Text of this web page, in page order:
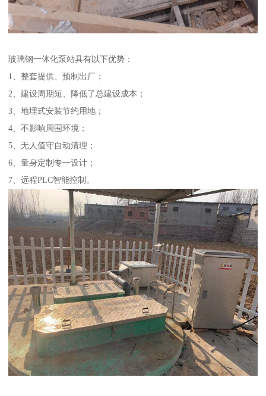
玻璃钢一体化泵站具有以下优势：
1、整套提供、预制出厂；
2、建设周期短、降低了总建设成本；
3、地埋式安装节约用地；
4、不影响周围环境；
5、无人值守自动清理；
6、量身定制专一设计；
7、远程PLC智能控制。